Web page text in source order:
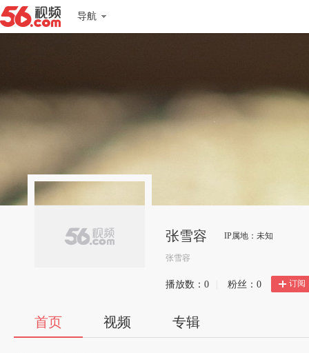
导航
张雪容 IP属地：未知
张雪容
播放数： 0 粉丝： 0 订阅
首页 视频 专辑